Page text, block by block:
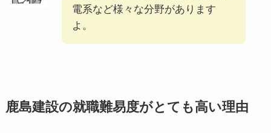
電系など様々な分野があります
よ。
鹿島建設の就職難易度がとても高い理由